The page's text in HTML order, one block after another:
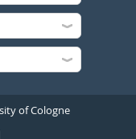
of Cologne